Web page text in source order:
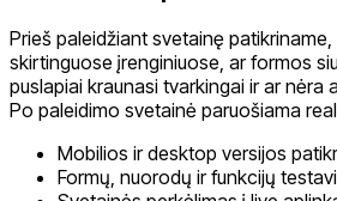
Prieš paleidžiant svetainę patikriname,
skirtinguose įrenginiuose, ar formos
puslapiai kraunasi tvarkingai ir ar nėra
Po paleidimo svetainė paruošiama
Mobilios ir desktop versijos
Formų, nuorodų ir funkcijų